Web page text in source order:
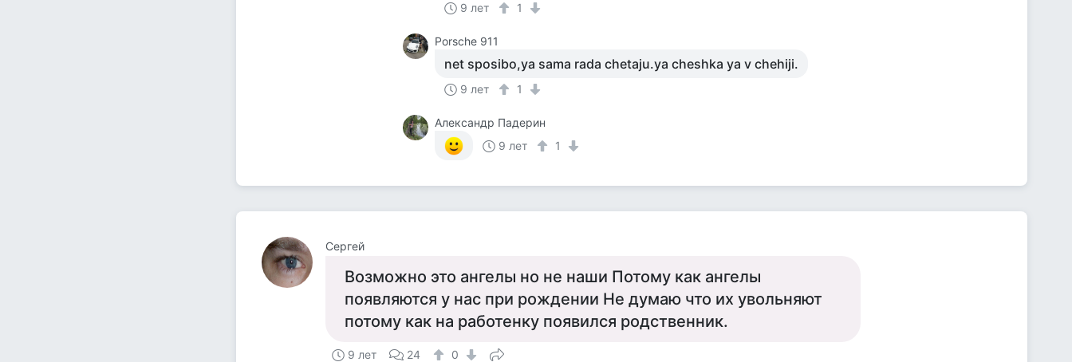
9 лет 1
Porsche 911
net sposibo,ya sama rada chetaju.ya cheshka ya v chehiji.
9 лет 1
Александр Падерин
9 лет
1
Cергей
Возможно это ангелы но не наши Потому как ангелы
появляются у нас при рождении Не думаю что их увольняют
потому как на работенку появился родственник.
9 лет 24 0